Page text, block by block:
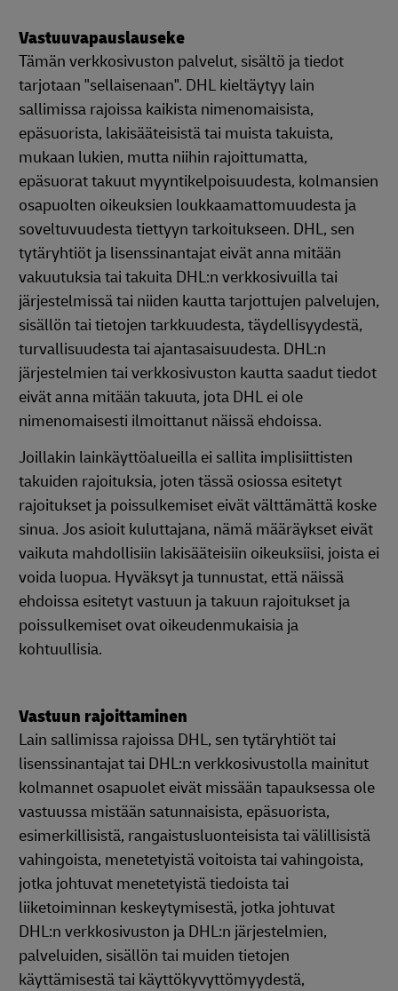
Vastuuvapauslauseke
Tämän verkkosivuston palvelut, sisältö ja tiedot
tarjotaan "sellaisenaan". DHL kieltäytyy lain
sallimissa rajoissa kaikista nimenomaisista,
epäsuorista, lakisääteisistä tai muista takuista,
mukaan lukien, mutta niihin rajoittumatta,
epäsuorat takuut myyntikelpoisuudesta, kolmansien
osapuolten oikeuksien loukkaamattomuudesta ja
soveltuvuudesta tiettyyn tarkoitukseen. DHL, sen
tytäryhtiöt ja lisenssinantajat eivät anna mitään
vakuutuksia tai takuita DHL:n verkkosivuilla tai
järjestelmissä tai niiden kautta tarjottujen palvelujen,
sisällön tai tietojen tarkkuudesta, täydellisyydestä,
turvallisuudesta tai ajantasaisuudesta. DHL:n
järjestelmien tai verkkosivuston kautta saadut tiedot
eivät anna mitään takuuta, jota DHL ei ole
nimenomaisesti ilmoittanut näissä ehdoissa.
Joillakin lainkäyttöalueilla ei sallita implisiittisten
takuiden rajoituksia, joten tässä osiossa esitetyt
rajoitukset ja poissulkemiset eivät välttämättä koske
sinua. Jos asioit kuluttajana, nämä määräykset eivät
vaikuta mahdollisiin lakisääteisiin oikeuksiisi, joista ei
voida luopua. Hyväksyt ja tunnustat, että näissä
ehdoissa esitetyt vastuun ja takuun rajoitukset ja
poissulkemiset ovat oikeudenmukaisia ja
kohtuullisia.
Vastuun rajoittaminen
Lain sallimissa rajoissa DHL, sen tytäryhtiöt tai
lisenssinantajat tai DHL:n verkkosivustolla mainitut
kolmannet osapuolet eivät missään tapauksessa ole
vastuussa mistään satunnaisista, epäsuorista,
esimerkillisistä, rangaistusluonteisista tai välillisistä
vahingoista, menetetyistä voitoista tai vahingoista,
jotka johtuvat menetetyistä tiedoista tai
liiketoiminnan keskeytymisestä, jotka johtuvat
DHL:n verkkosivuston ja DHL:n järjestelmien,
palveluiden, sisällön tai muiden tietojen
käyttämisestä tai käyttökyvyttömyydestä,